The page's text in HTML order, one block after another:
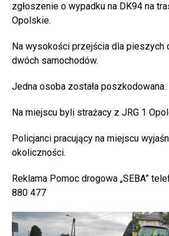
zgłoszenie o wypadku na DK94 na
Opolskie.
Na wysokości przejścia dla pieszych
dwóch samochodów.
Jedna osoba została poszkodowana.
Na miejscu byli strażacy z JRG 1
Policjanci pracujący na miejscu
okoliczności.
Reklama Pomoc drogowa „SEBA”
880 477